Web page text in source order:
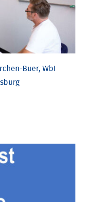
Buer, WbI